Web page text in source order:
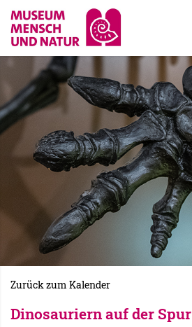
Zurück zum Kalender
Dinosauriern auf der Spur